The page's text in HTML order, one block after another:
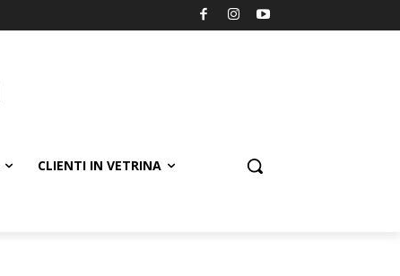
CLIENTI IN VETRINA